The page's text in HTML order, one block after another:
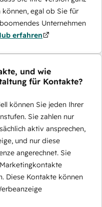
können, egal ob Sie für
Unternehmen
erfahren
und wie
für Kontakte?
können Sie jeden Ihrer
Sie zahlen nur
aktiv ansprechen,
und nur diese
angerechnet. Sie
Diese Kontakte können